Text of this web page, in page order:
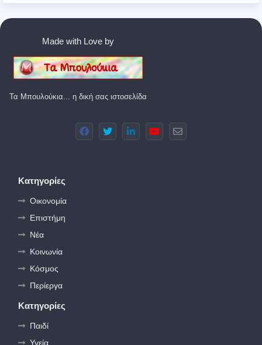
Made with Love by
Τα Μπουλούκια... η δική σας ιστοσελίδα
Κατηγορίες
Οικονομία
Επιστήμη
Νέα
Κοινωνία
Κόσμος
Περίεργα
Κατηγορίες
Παιδί
Υγεία